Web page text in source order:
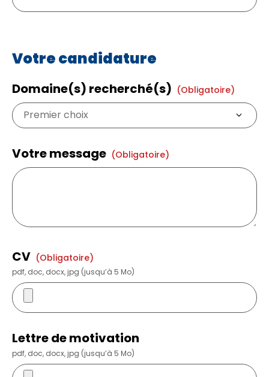
Votre candidature
Domaine(s) recherché(s) (obligatoire)
Votre message (obligatoire)
CV (obligatoire)
pdf, doc, docx, jpg (jusqu’à 5 Mo)
Lettre de motivation
pdf, doc, docx, jpg (jusqu’à 5 Mo)